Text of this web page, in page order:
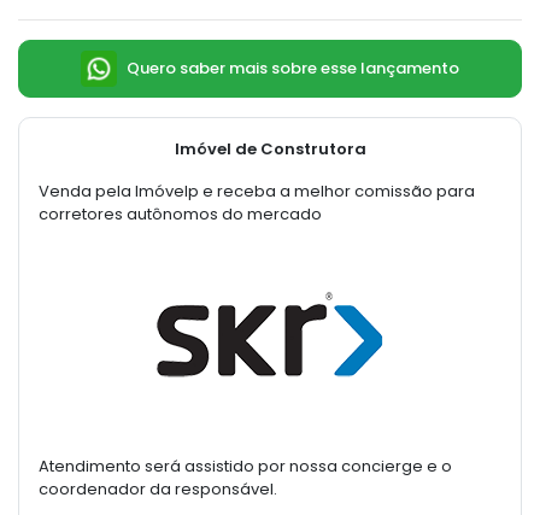
Quero saber mais sobre esse lançamento
Imóvel de Construtora
Venda pela Imóvelp e receba a melhor comissão para
corretores autônomos do mercado
Atendimento será assistido por nossa concierge e o
coordenador da responsável.